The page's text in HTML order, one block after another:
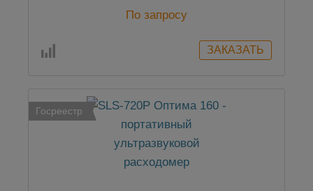
По запросу
Госреестр